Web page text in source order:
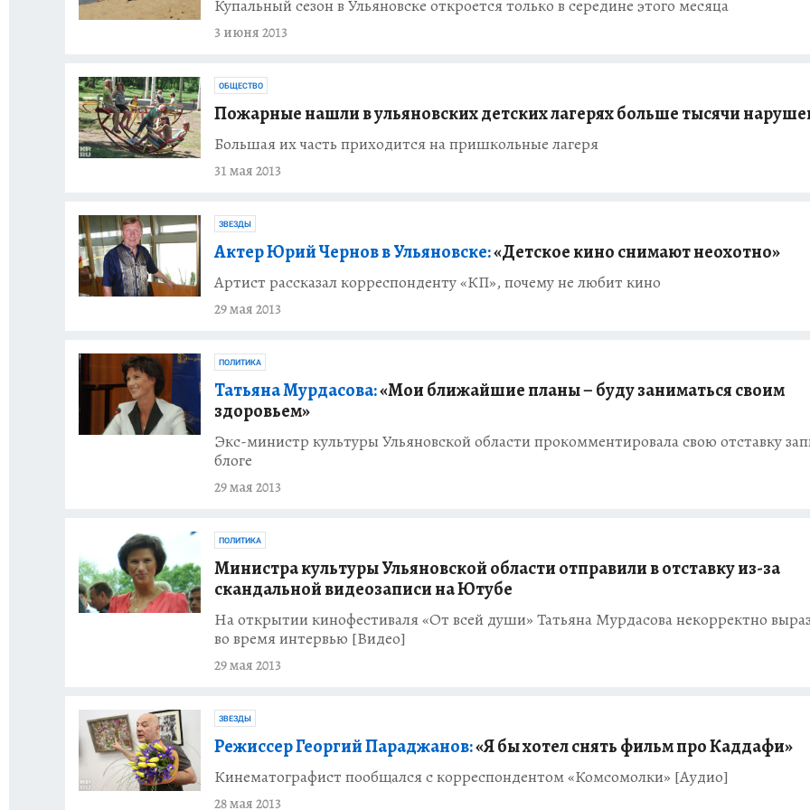
Купальный сезон в Ульяновске откроется только в середине этого месяца
3 июня 2013
ОБЩЕСТВО
Пожарные нашли в ульяновских детских лагерях больше тысячи
Большая их часть приходится на пришкольные лагеря
31 мая 2013
ЗВЕЗДЫ
Актер Юрий Чернов в Ульяновске:«Детское кино снимают неохотно»
Артист рассказал корреспонденту «КП», почему не любит кино
29 мая 2013
ПОЛИТИКА
Татьяна Мурдасова:«Мои ближайшие планы – буду заниматься своим
здоровьем»
Экс-министр культуры Ульяновской области прокомментировала свою отставку
блоге
29 мая 2013
ПОЛИТИКА
Министра культуры Ульяновской области отправили в отставку из-за
скандальной видеозаписи на Ютубе
На открытии кинофестиваля «От всей души» Татьяна Мурдасова некорректно
во время интервью [Видео]
29 мая 2013
ЗВЕЗДЫ
Режиссер Георгий Параджанов:«Я бы хотел снять фильм про Каддафи»
Кинематографист пообщался с корреспондентом «Комсомолки» [Аудио]
28 мая 2013